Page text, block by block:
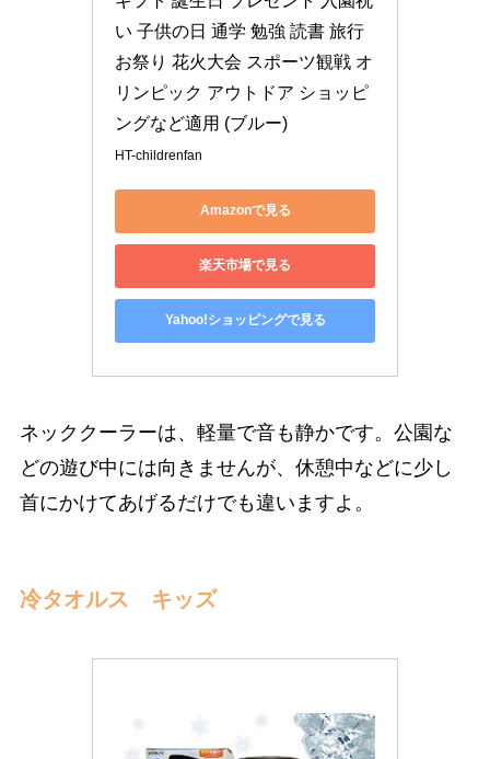
い 子供の日 通学 勉強 読書 旅行
お祭り 花火大会 スポーツ観戦 オ
リンピック アウトドア ショッピ
ングなど適用 (ブルー)
HT-childrenfan
Amazonで見る
楽天市場で見る
Yahoo!ショッピングで見る
ネッククーラーは、軽量で音も静かです。公園な
どの遊び中には向きませんが、休憩中などに少し
首にかけてあげるだけでも違いますよ。
冷タオルス キッズ